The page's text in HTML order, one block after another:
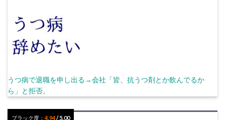
うつ病で退職を申し出る→会社「皆、抗うつ剤とか飲んでるか
ら」と拒否。
ブラック度：4.94/ 5.00